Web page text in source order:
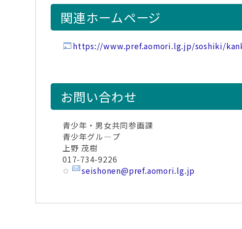
関連ホームページ
https://www.pref.aomori.lg.jp/soshiki/
お問い合わせ
青少年・男女共同参画課
青少年グル―プ
上野 茂樹
017-734-9226
seishonen@pref.aomori.lg.jp